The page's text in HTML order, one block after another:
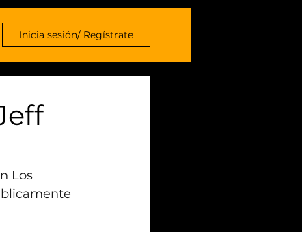
Inicia sesión/ Regístrate
Los